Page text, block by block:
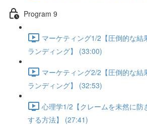
Program 9
マーケティング1/2【圧倒的な結
ランディング】 (33:00)
マーケティング2/2【圧倒的な結
ランディング】 (32:53)
心理学1/2【クレームを未然に防
する方法】 (27:41)